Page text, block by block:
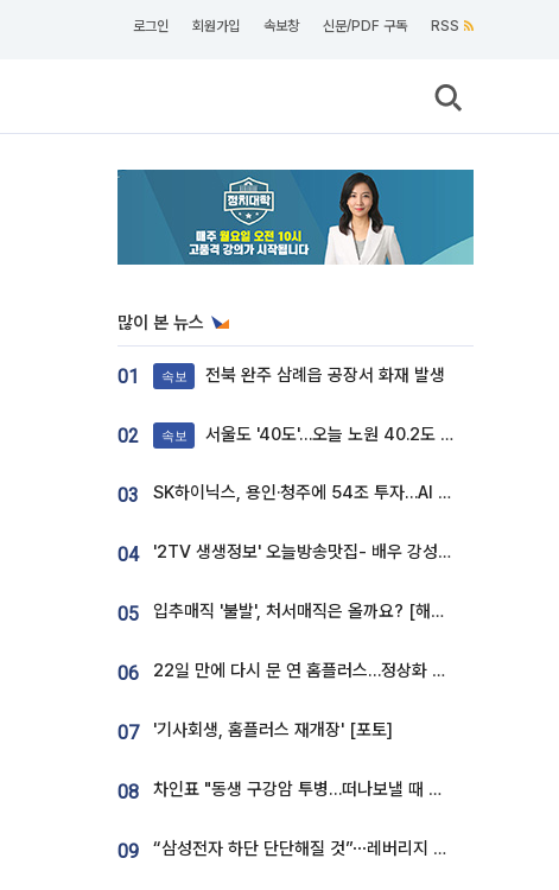
로그인 회원가입 속보창 신문/PDF 구독 RSS
많이 본 뉴스
01 속보 전북 완주 삼례읍 공장서 화재 발생
02 속보 서울도 '40도'…오늘 노원 40.2도 기록
03 SK하이닉스, 용인·청주에 54조 투자…AI 메모리 생산기지 키운다
04 '2TV 생생정보' 오늘방송맛집- 배우 강성진 단골! 쌀국수ㆍ푸팟퐁 커리 맛집 '블○○○'
05 입추매직 '불발', 처서매직은 올까요? [해시태그]
06 22일 만에 다시 문 연 홈플러스…정상화 바쁜데 재고 없어 ‘발동동’[가보니]
07 '기사회생, 홈플러스 재개장' [포토]
08 차인표 "동생 구강암 투병…떠나보낼 때 가장 힘들었다”
09 “삼성전자 하단 단단해질 것”⋯레버리지 규제에 쏠림 완화 [찐코노미]